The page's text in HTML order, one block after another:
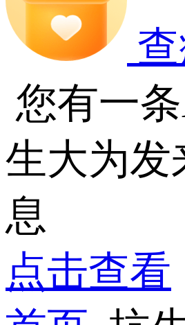
您有一
生大为发
息
点击查看